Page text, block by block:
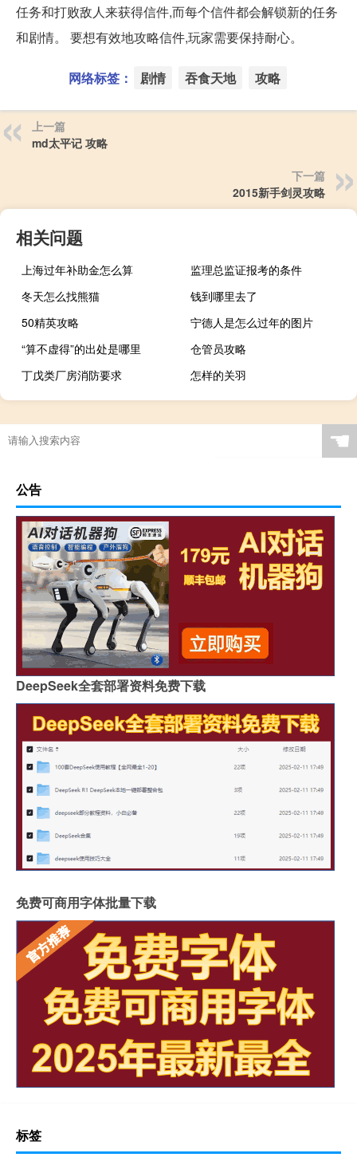
任务和打败敌人来获得信件,而每个信件都会解锁新的任务
和剧情。 要想有效地攻略信件,玩家需要保持耐心。
网络标签： 剧情 吞食天地 攻略
上一篇
md太平记 攻略
下一篇
2015新手剑灵攻略
相关问题
上海过年补助金怎么算
监理总监证报考的条件
冬天怎么找熊猫
钱到哪里去了
50精英攻略
宁德人是怎么过年的图片
“算不虚得”的出处是哪里
仓管员攻略
丁戊类厂房消防要求
怎样的关羽
☚
公告
DeepSeek全套部署资料免费下载
免费可商用字体批量下载
标签